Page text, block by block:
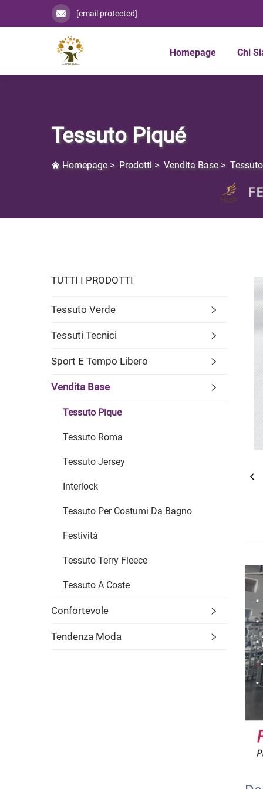
[email protected]
Homepage Chi
Tessuto Piqué
Homepage > Prodotti > Vendita Base >
TUTTI I PRODOTTI
Tessuto Verde
Tessuti Tecnici
Sport E Tempo Libero
Vendita Base
Tessuto Pique
Tessuto Roma
Tessuto Jersey
Interlock
Tessuto Per Costumi Da Bagno
Festività
Tessuto Terry Fleece
Tessuto A Coste
Confortevole
Tendenza Moda